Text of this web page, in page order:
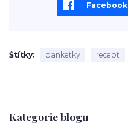
Kategorie blogu
Facebook
Štítky banketky recept